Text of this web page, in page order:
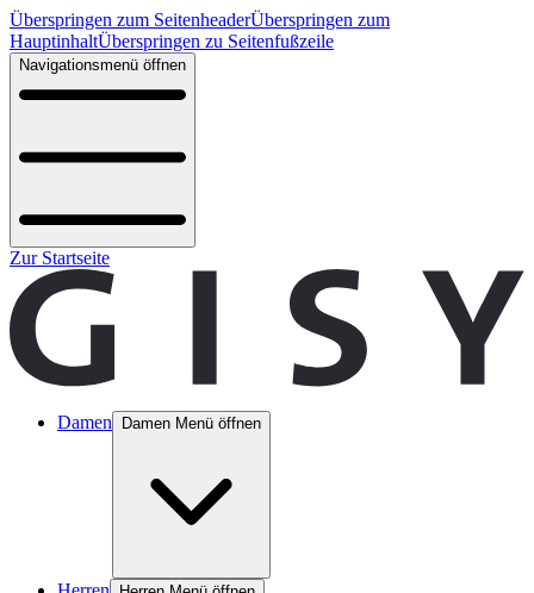
Überspringen zum SeitenheaderÜberspringen zum
HauptinhaltÜberspringen zu Seitenfußzeile
Navigationsmenü öffnen
Zur Startseite
Damen Damen Menü öffnen